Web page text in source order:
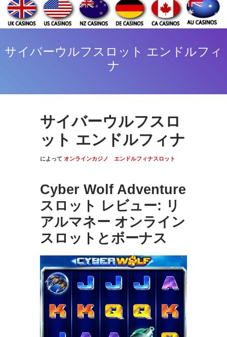
サイバーウルフスロット エンドルフィ
ナ
サイバーウルフスロ
ット エンドルフィナ
によって オンラインカジノ エンドルフィナスロット
Cyber​​ Wolf Adventure
スロット レビュー: リ
アルマネー オンライン
スロットとボーナス